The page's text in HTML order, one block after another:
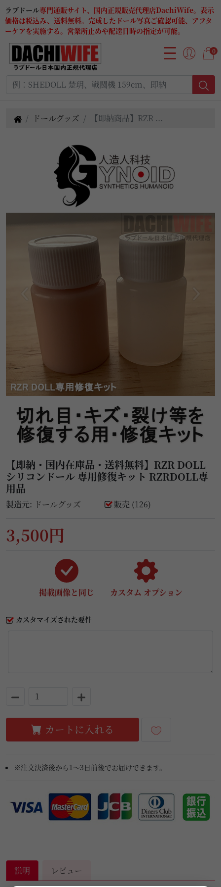
ラブドール専門通販サイト、国内正規販売代理店DachiWife。表示
価格は税込み、送料無料。完成したドール写真ご確認可能、アフタ
ーケアを実施する。営業所止めや配達日時の指定が可能。
0
ドールグッズ 【即納商品】RZR ...
【即納・国内在庫品・送料無料】RZR DOLL
シリコンドール 専用修復キット RZRDOLL専
用品
製造元: ドールグッズ 販売 (126)
3,500円
掲載画像と同じ カスタム オプション
カスタマイズされた要件
カートに入れる
※注文決済後から1～3日前後でお届けできます。
説明 レビュー